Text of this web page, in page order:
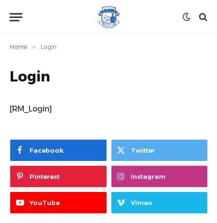
Home » Login
Login
[RM_Login]
Facebook Twitter
Pinterest Instagram
YouTube Vimeo